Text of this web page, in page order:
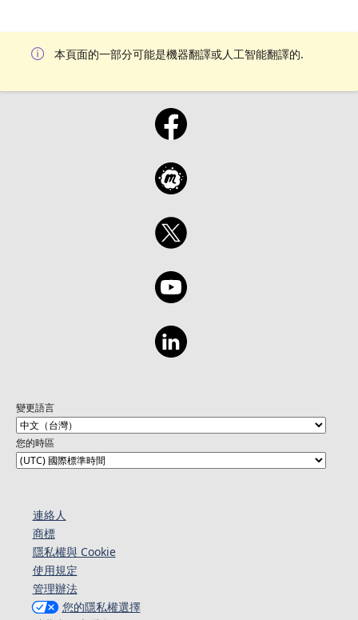
本頁面的一部分可能是機器翻譯或人工智能翻譯的.
變更語言
您的時區
連絡人​​
商標
隱私權與 Cookie
使用規定
管理辦法
您的隱私權選擇